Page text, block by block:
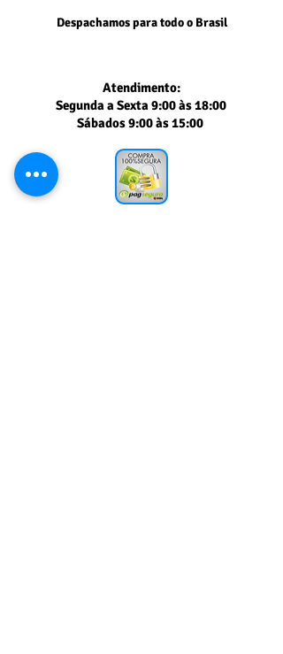
Despachamos para todo o Brasil
Atendimento:
Segunda a Sexta 9:00 às 18:00
Sábados 9:00 às 15:00